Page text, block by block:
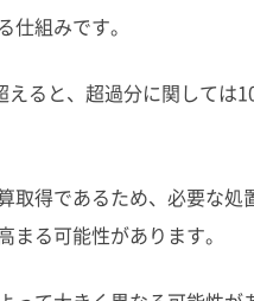
組みです。
ると、超過分に関しては
取得であるため、必要な
る可能性があります。